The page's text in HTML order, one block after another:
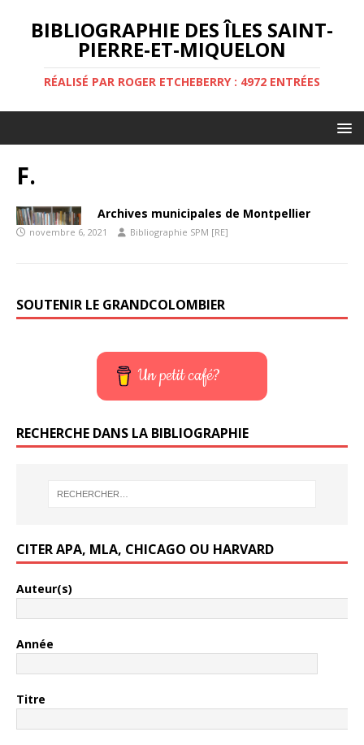
BIBLIOGRAPHIE DES ÎLES SAINT-
PIERRE-ET-MIQUELON
RÉALISÉ PAR ROGER ETCHEBERRY : 4972 ENTRÉES
F.
Archives municipales de Montpellier
novembre 6, 2021 Bibliographie SPM [RE]
SOUTENIR LE GRANDCOLOMBIER
Un petit café?
RECHERCHE DANS LA BIBLIOGRAPHIE
CITER APA, MLA, CHICAGO OU HARVARD
Auteur(s)
Année
Titre